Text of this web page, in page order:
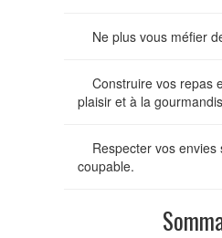
Ne plus vous méfier
Construire vos repas
plaisir et à la
Respecter vos envies
coupable.